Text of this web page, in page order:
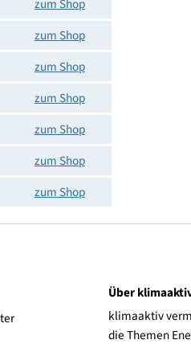
€
zum Shop
€
zum Shop
€
zum Shop
€
zum Shop
€
zum Shop
€ zum Shop